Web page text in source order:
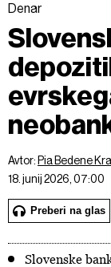
Denar
Avtor: Pia Bedene
18. junij 2026, 07:00
Preberi na glas
Slovenske